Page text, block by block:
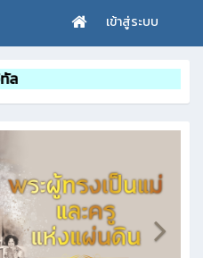
เข้าสู่ระบบ